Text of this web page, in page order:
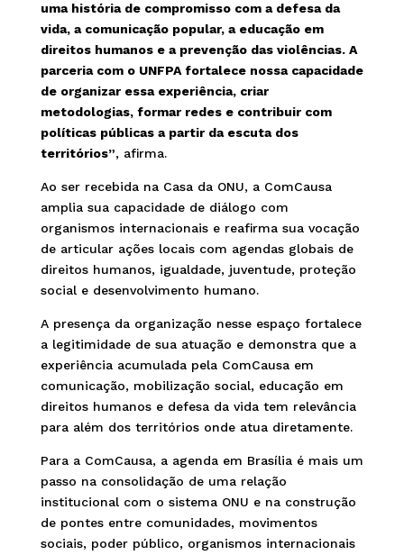
uma história de compromisso com a defesa da
vida, a comunicação popular, a educação em
direitos humanos e a prevenção das violências. A
parceria com o UNFPA fortalece nossa capacidade
de organizar essa experiência, criar
metodologias, formar redes e contribuir com
políticas públicas a partir da escuta dos
territórios”, afirma.
Ao ser recebida na Casa da ONU, a ComCausa
amplia sua capacidade de diálogo com
organismos internacionais e reafirma sua vocação
de articular ações locais com agendas globais de
direitos humanos, igualdade, juventude, proteção
social e desenvolvimento humano.
A presença da organização nesse espaço fortalece
a legitimidade de sua atuação e demonstra que a
experiência acumulada pela ComCausa em
comunicação, mobilização social, educação em
direitos humanos e defesa da vida tem relevância
para além dos territórios onde atua diretamente.
Para a ComCausa, a agenda em Brasília é mais um
passo na consolidação de uma relação
institucional com o sistema ONU e na construção
de pontes entre comunidades, movimentos
sociais, poder público, organismos internacionais